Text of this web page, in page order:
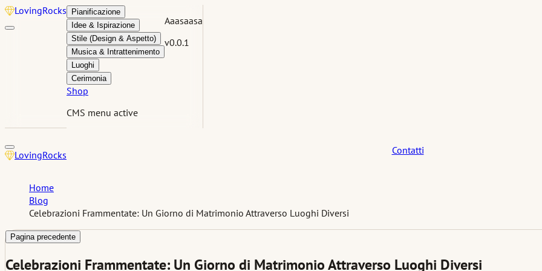
LovingRocks
Pianificazione
Idee & Ispirazione
Stile (Design & Aspetto)
Musica & Intrattenimento
Luoghi
Cerimonia
Shop
CMS menu active
Aaasaasa
v0.0.1
LovingRocks Contatti
Home
Blog
Celebrazioni Frammentate: Un Giorno di Matrimonio Attraverso Luoghi Diversi
Pagina precedente
Celebrazioni Frammentate: Un Giorno di Matrimonio Attraverso Luoghi Diversi